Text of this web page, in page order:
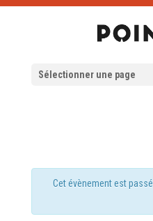
Sélectionner une page
Cet évènement est passé